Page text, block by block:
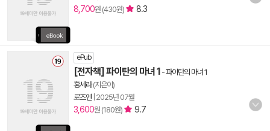
8,700원 (430원) 8.3
ePub
[전자책] 파이탄의 마녀 1 -파이탄의 마녀 1
홍세라(지은이)
로즈엔 2025년 07월
3,600원 (180원) 9.7